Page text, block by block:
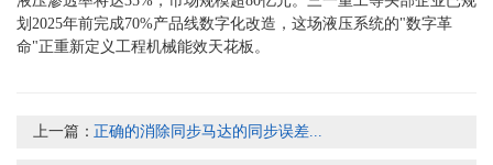
划2025年前完成70%产品线数字化改造，这场液压系统的"数字革
命"正重新定义工程机械能效天花板。
上一篇：正确的消除同步马达的同步误差...